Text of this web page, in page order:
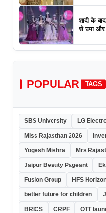
शादी के
से उमा और
POPULAR TAGS
SBS University LG
Miss Rajasthan 2026
Yogesh Mishra Mrs
Jaipur Beauty Pageant
Fusion Group HFS
better future for children
BRICS CRPF OTT